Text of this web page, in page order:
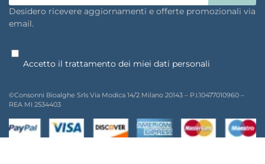
Desidero ricevere aggiornamenti e offerte promozionali via
email.
Accetto il trattamento dei miei dati personali
©Consonni Bioalghe Srls Via Modica 14/2 Milano 20143 – P.I.10477010960 –
REA MI 2534403